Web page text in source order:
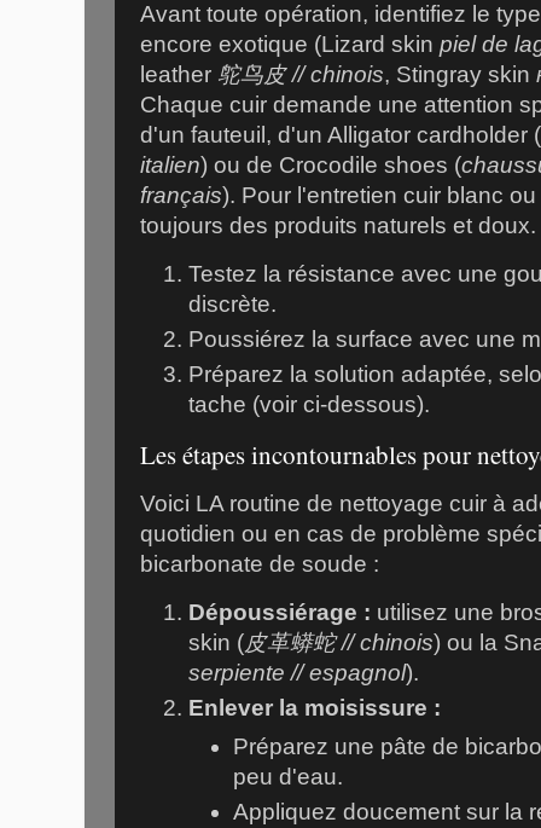
Avant toute opération, identifiez le
encore exotique (Lizard skin piel de
leather 鸵鸟皮 // chinois, Stingray skin
Chaque cuir demande une attention
d'un fauteuil, d'un Alligator cardholder (
italien) ou de Crocodile shoes (
français). Pour l'entretien cuir blanc
toujours des produits naturels et doux.
Testez la résistance avec une
discrète.
Poussiérez la surface avec une
Préparez la solution adaptée,
tache (voir ci-dessous).
Les étapes incontournables pour
Voici LA routine de nettoyage cuir à
quotidien ou en cas de problème
bicarbonate de soude :
Dépoussiérage : utilisez une
skin (皮革蟒蛇 // chinois) ou la
serpiente // espagnol).
Enlever la moisissure :
Préparez une pâte de
peu d'eau.
Appliquez doucement sur la